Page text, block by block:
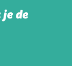
je de